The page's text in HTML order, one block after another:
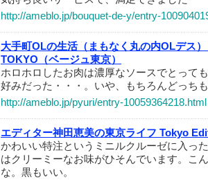
http://ameblo.jp/bouquet-de-y/entry-
大手町OLの生活（まもなく丸の内OLデス
TOKYO（ベージュ東京）
ホロホロしたお肉は濃厚なソースでとって
好みだった・・・。いや、もちろんどっち
http://ameblo.jp/pyuri/entry-10059364218.html
エディター神田恵美の東京ライフ Tokyo
かわいい特注というミニルクルーゼに入っ
はクリーミーなお味がひそんでいます。こ
な。黒もいい。